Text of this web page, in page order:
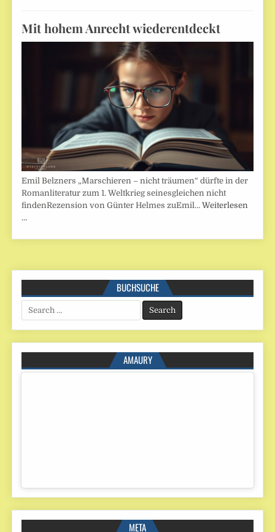
Mit hohem Anrecht wiederentdeckt
Emil Belzners „Marschieren – nicht träumen“ dürfte in der
Romanliteratur zum 1. Weltkrieg seinesgleichen nicht
findenRezension von Günter Helmes zuEmil…Weiterlesen
…
BUCHSUCHE
Search
for:
AMAURY
META